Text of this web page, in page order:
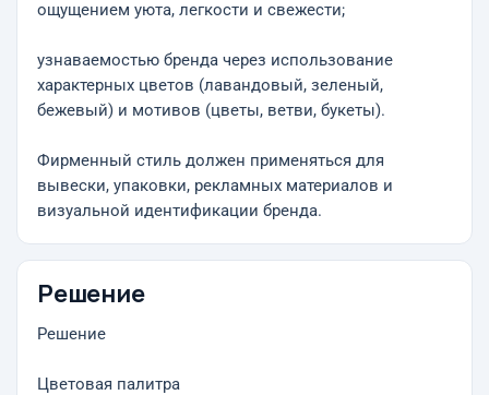
ощущением уюта, легкости и свежести;
узнаваемостью бренда через использование
характерных цветов (лавандовый, зеленый,
бежевый) и мотивов (цветы, ветви, букеты).
Фирменный стиль должен применяться для
вывески, упаковки, рекламных материалов и
визуальной идентификации бренда.
Решение
Решение
Цветовая палитра